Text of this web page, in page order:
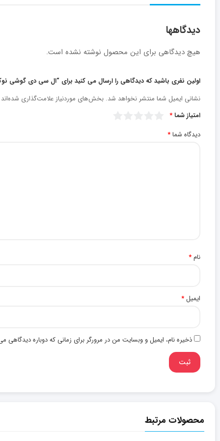
دیدگاهها
هیچ دیدگاهی برای این محصول نوشته نشده است.
اولین نفری باشید که دیدگاهی را ارسال می کنید برای “ال سی دی گوشی نوکیا
نشانی ایمیل شما منتشر نخواهد شد. بخش‌های موردنیاز علامت‌گذاری شده‌اند
امتیاز شما*
دیدگاه شما*
نام*
ایمیل*
ذخیره نام، ایمیل و وبسایت من در مرورگر برای زمانی که دوباره دیدگاهی
محصولات مرتبط